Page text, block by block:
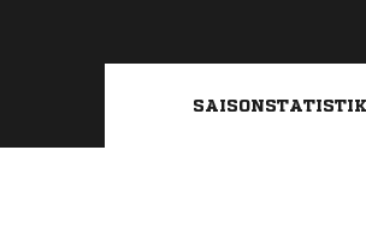
SAISONSTATISTIK